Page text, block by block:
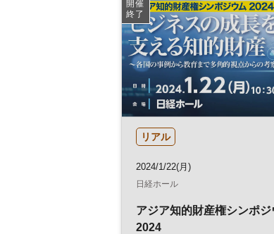
オープンイノベーション
開催
終了
リアル
2024/1/22(月)
日経ホール
アジア知的財産権シンポジ
2024